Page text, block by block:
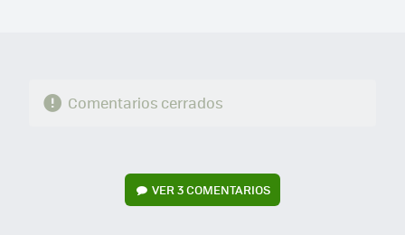
Comentarios cerrados
VER3 COMENTARIOS